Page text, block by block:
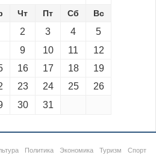
Чт Пт Сб Вс
2 3 4
5
9 10 11
12
16 17 18
19
23 24 25
26
30 31
Политика Экономика Туризм Спорт